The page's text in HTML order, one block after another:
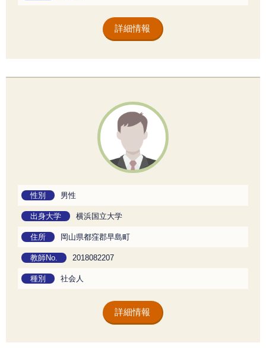
詳細情報
性別 男性
出身大学 横浜国立大学
住所 岡山県都窪郡早島町
教師No. 2018082207
種別 社会人
詳細情報